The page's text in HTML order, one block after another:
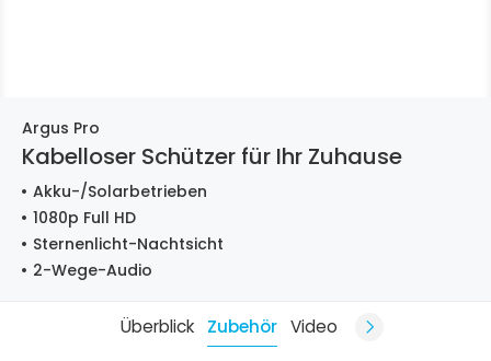
Argus Pro
Kabelloser Schützer für Ihr Zuhause
Akku-/Solarbetrieben
1080p Full HD
Sternenlicht-Nachtsicht
2-Wege-Audio
Überblick Zubehör Video